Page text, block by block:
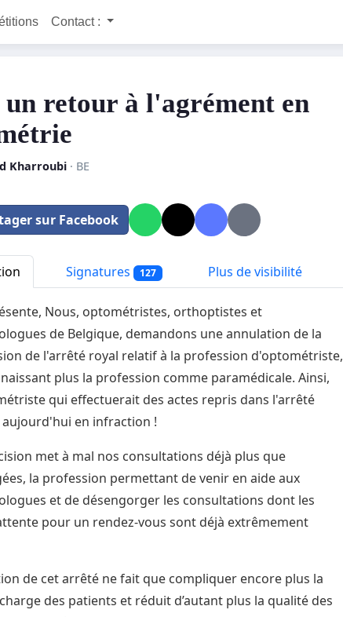
Contact :
retour à l'agrément en
Kharroubi· BE
sur Facebook
Signatures 127 Plus de visibilité
Nous, optométristes, orthoptistes et
de Belgique, demandons une annulation de la
de l'arrêté royal relatif à la profession d'optométriste,
plus la profession comme paramédicale. Ainsi,
qui effectuerait des actes repris dans l'arrêté
en infraction !
met à mal nos consultations déjà plus que
la profession permettant de venir en aide aux
et de désengorger les consultations dont les
pour un rendez-vous sont déjà extrêmement
de cet arrêté ne fait que compliquer encore plus la
des patients et réduit d’autant plus la qualité des